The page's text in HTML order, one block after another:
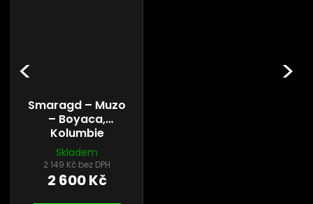
Smaragd – Muzo
– Boyaca,
Kolumbie
Skladem
2 149 Kč bez DPH
2 600 Kč